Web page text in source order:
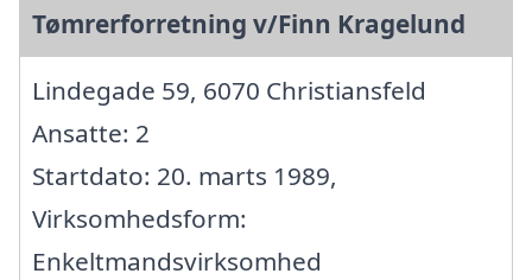
Tømrerforretning v/Finn Kragelund
Lindegade 59, 6070 Christiansfeld
Ansatte: 2
Startdato: 20. marts 1989,
Virksomhedsform:
Enkeltmandsvirksomhed